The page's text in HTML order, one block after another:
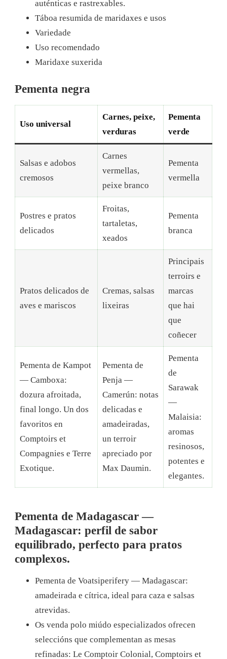
auténticas e rastrexables.
Táboa resumida de maridaxes e usos
Variedade
Uso recomendado
Maridaxe suxerida
Pementa negra
Uso universal
Carnes, peixe,
verduras
Pementa
verde
Salsas e adobos
cremosos
Carnes
vermellas,
peixe branco
Pementa
vermella
Postres e pratos
delicados
Froitas,
tartaletas,
xeados
Pementa
branca
Pratos delicados de
aves e mariscos
Cremas, salsas
lixeiras
Principais
terroirs e
marcas
que hai
que
coñecer
Pementa de Kampot
— Camboxa:
dozura afroitada,
final longo. Un dos
favoritos en
Comptoirs et
Compagnies e Terre
Exotique.
Pementa de
Penja —
Camerún: notas
delicadas e
amadeiradas,
un terroir
apreciado por
Max Daumin.
Pementa
de
Sarawak
—
Malaisia:
aromas
resinosos,
potentes e
elegantes.
Pementa de Madagascar —
Madagascar: perfil de sabor
equilibrado, perfecto para pratos
complexos.
Pementa de Voatsiperifery — Madagascar:
amadeirada e cítrica, ideal para caza e salsas
atrevidas.
Os venda polo miúdo especializados ofrecen
seleccións que complementan as mesas
refinadas: Le Comptoir Colonial, Comptoirs et